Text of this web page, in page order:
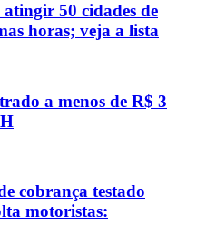
50 cidades de
horas; veja a lista
a menos de R$ 3
cobrança testado
motoristas: